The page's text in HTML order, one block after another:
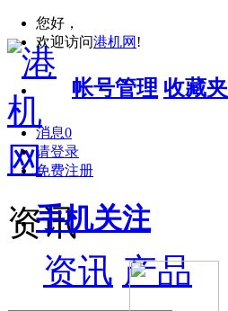
您好，
欢迎访问港机网 !
帐号管理 收藏夹
消息0
请登录
免费注册
手机关注
资讯
资讯 产品